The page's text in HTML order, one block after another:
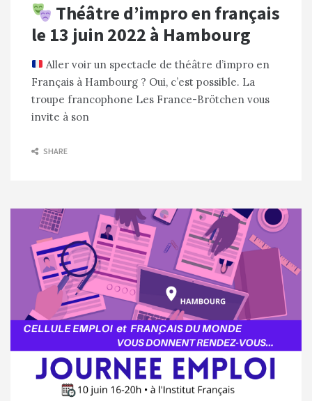
Théâtre d’impro en français
le 13 juin 2022 à Hambourg
Aller voir un spectacle de théâtre d’impro en
Français à Hambourg ? Oui, c’est possible. La
troupe francophone Les France-Brötchen vous
invite à son
SHARE